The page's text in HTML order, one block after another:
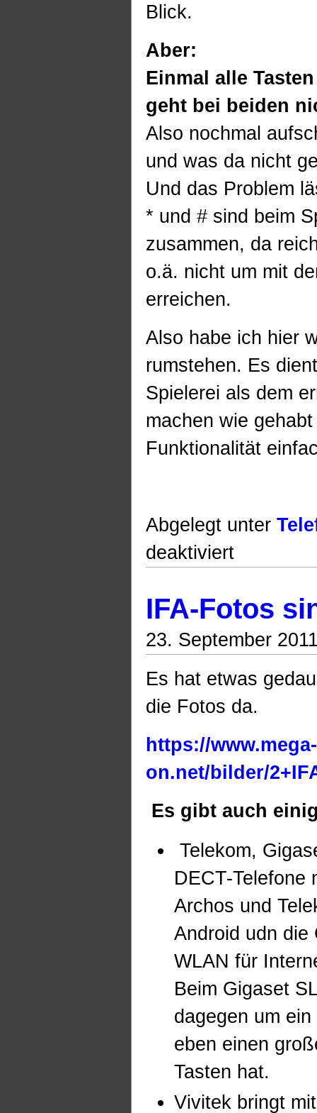
Blick.
Aber:
Einmal alle
geht bei beiden
Also nochmal
und was da nicht
Und das Problem
* und # sind beim
zusammen, da
o.ä. nicht um mit
erreichen.
Also habe ich hier
rumstehen. Es
Spielerei als dem
machen wie
Funktionalität
Abgelegt unter
deaktiviert
300
C3
tauschen
(klappt
leider
ganz)
IFA-Fotos
23. September
Es hat etwas
die Fotos da.
https://www.mega-
on.net/bilder/
Es gibt auch
Telekom,
DECT-Telefone
Archos und
Android udn die
WLAN für
Beim Gigaset
dagegen um
eben einen
Tasten hat.
Vivitek bringt